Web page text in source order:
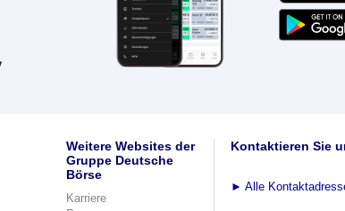
Weitere Websites der
Gruppe Deutsche
Börse
Karriere
Kontaktieren Sie
► Alle